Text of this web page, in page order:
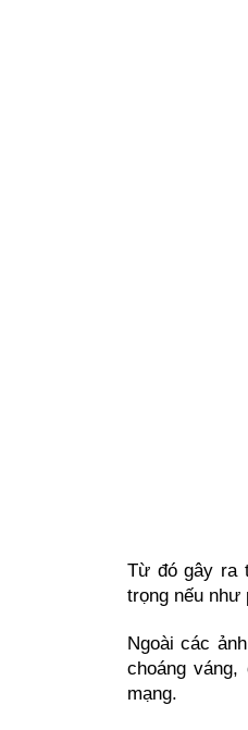
Từ đó gây ra
trọng nếu như
Ngoài các
choáng
mạng.